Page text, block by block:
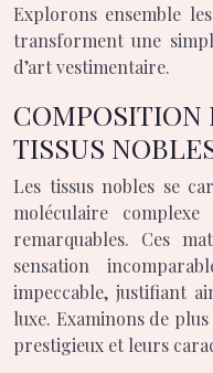
Explorons ensemble
transforment une
d’art vestimentaire.
COMPOSITION
TISSUS
Les tissus nobles se
moléculaire
remarquables. Ces
sensation
impeccable, justifiant
luxe. Examinons de
prestigieux et leurs